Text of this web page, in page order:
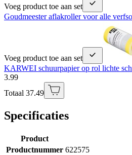
Voeg product toe aan set
Goudmeester aflakroller voor alle
Voeg product toe aan set
KARWEI schuurpapier op rol lichte
3.99
Totaal 37.49
Specificaties
Product
Productnummer 622575